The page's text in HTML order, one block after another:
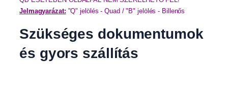
Jelmagyarázat: "Q" jelölés - Quad / "B" jelölés - Billenős
Szükséges dokumentumok
és gyors szállítás